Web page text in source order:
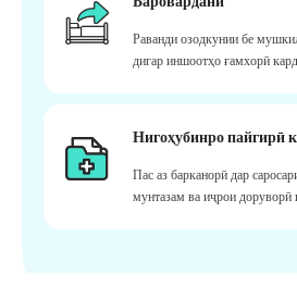
Раванди озодкунии бе
дигар иншоотҳо ғамхорӣ
Нигоҳубинро пайгирӣ
Пас аз барканорӣ дар
мунтазам ва иҷрои